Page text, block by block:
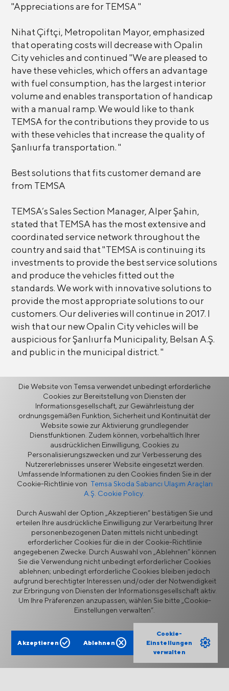
"Appreciations are for TEMSA "
Nihat Çiftçi, Metropolitan Mayor, emphasized
that operating costs will decrease with Opalin
City vehicles and continued "We are pleased to
have these vehicles, which offers an advantage
with fuel consumption, has the largest interior
volume and enables transportation of handicap
with a manual ramp. We would like to thank
TEMSA for the contributions they provide to us
with these vehicles that increase the quality of
Şanlıurfa transportation. "
Best solutions that fits customer demand are
from TEMSA
TEMSA’s Sales Section Manager, Alper Şahin,
stated that TEMSA has the most extensive and
coordinated service network throughout the
country and said that "TEMSA is continuing its
investments to provide the best service solutions
and produce the vehicles fitted out the
standards. We work with innovative solutions to
provide the most appropriate solutions to our
customers. Our deliveries will continue in 2017. I
wish that our new Opalin City vehicles will be
auspicious for Şanlıurfa Municipality, Belsan A.Ş.
and public in the municipal district. "
Zurück
Mehr
Informationssicherheitspolitik
Rechtlicher Hinweis
Datenschutz
Cookie-Richtlinie
Lieferantenportal
Ethik-Hotline
Kontaktformular
TEMSA ist ein auf den Menschen ausgerichteter
Die Website von Temsa verwendet unbedingt erforderliche
Cookies zur Bereitstellung von Diensten der
Informationsgesellschaft, zur Gewährleistung der
ordnungsgemäßen Funktion, Sicherheit und Kontinuität der
Website sowie zur Aktivierung grundlegender
Dienstfunktionen. Zudem können, vorbehaltlich Ihrer
ausdrücklichen Einwilligung, Cookies zu
Personalisierungszwecken und zur Verbesserung des
Nutzererlebnisses unserer Website eingesetzt werden.
Umfassende Informationen zu den Cookies finden Sie in der
Cookie-Richtlinie von Temsa Skoda Sabancı Ulaşım Araçları
A.Ş. Cookie Policy.
Durch Auswahl der Option „Akzeptieren“ bestätigen Sie und
erteilen Ihre ausdrückliche Einwilligung zur Verarbeitung Ihrer
personenbezogenen Daten mittels nicht unbedingt
erforderlicher Cookies für die in der Cookie-Richtlinie
angegebenen Zwecke. Durch Auswahl von „Ablehnen“ können
Sie die Verwendung nicht unbedingt erforderlicher Cookies
ablehnen; unbedingt erforderliche Cookies bleiben jedoch
aufgrund berechtigter Interessen und/oder der Notwendigkeit
zur Erbringung von Diensten der Informationsgesellschaft aktiv.
Um Ihre Präferenzen anzupassen, wählen Sie bitte „Cookie-
Einstellungen verwalten“.
Akzeptieren check_circle Ablehnen cancel
Cookie-
Einstellungen
verwalten
settings